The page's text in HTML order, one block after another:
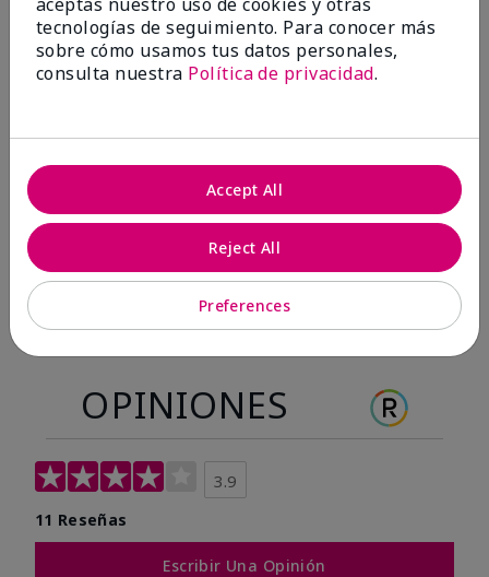
Antes & después
Antes
Después
Antes
Después
OPINIONES
3.9
11 Reseñas
Escribir Una Opinión
tecnologías de seguimiento. Para conocer más
sobre cómo usamos tus datos personales,
consulta nuestra Política de privacidad.
Preferences
Reject All
Accept All